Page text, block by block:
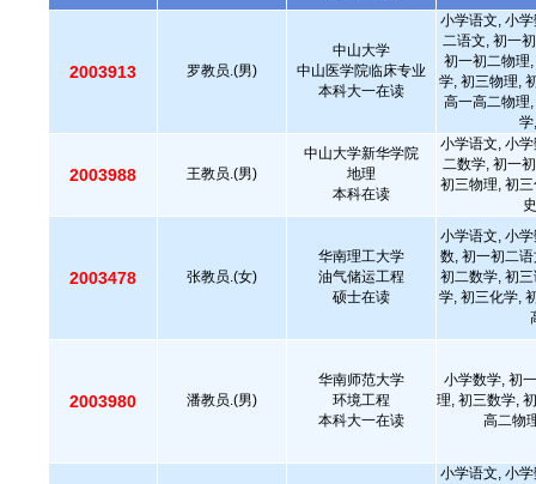
2003913 罗教员.(男)
中山大学
中山医学院临床专业
本科大一在读
小学语文, 小
二语文, 初一
初一初二物理
学, 初三物理,
高一高二物理
2003988 王教员.(男)
中山大学新华学院
地理
本科在读
小学语文, 小
二数学, 初一
初三物理, 初
2003478 张教员.(女)
华南理工大学
油气储运工程
硕士在读
小学语文, 小
数, 初一初二
初二数学, 初
学, 初三化学,
2003980 潘教员.(男)
华南师范大学
环境工程
本科大一在读
小学数学, 初
理, 初三数学,
高二物
小学语文, 小